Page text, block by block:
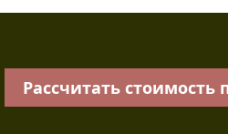
Рассчитать стоимость